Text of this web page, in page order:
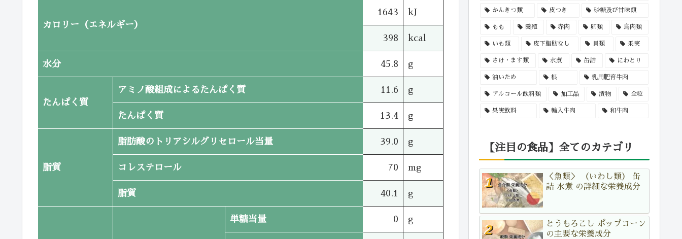
カロリー（エネルギー）
1643 kJ
398 kcal
水分 45.8 g
たんぱく質
アミノ酸組成によるたんぱく質 11.6 g
たんぱく質 13.4 g
脂質
脂肪酸のトリアシルグリセロール当量 39.0 g
コレステロール 70 mg
脂質 40.1 g
単糖当量 0 g
かんきつ類 皮つき 砂糖及び甘味類
もも 養殖 赤肉 卵類 鳥肉類
いも類 皮下脂肪なし 貝類 果実
さけ・ます類 水煮 缶詰 にわとり
油いため 根 乳用肥育牛肉
アルコール飲料類 加工品 漬物 全粒
果実飲料 輸入牛肉 和牛肉
【注目の食品】全てのカテゴリ
＜魚類＞ （いわし類） 缶
詰 水煮 の詳細な栄養成分
とうもろこし ポップコーン
の主要な栄養成分